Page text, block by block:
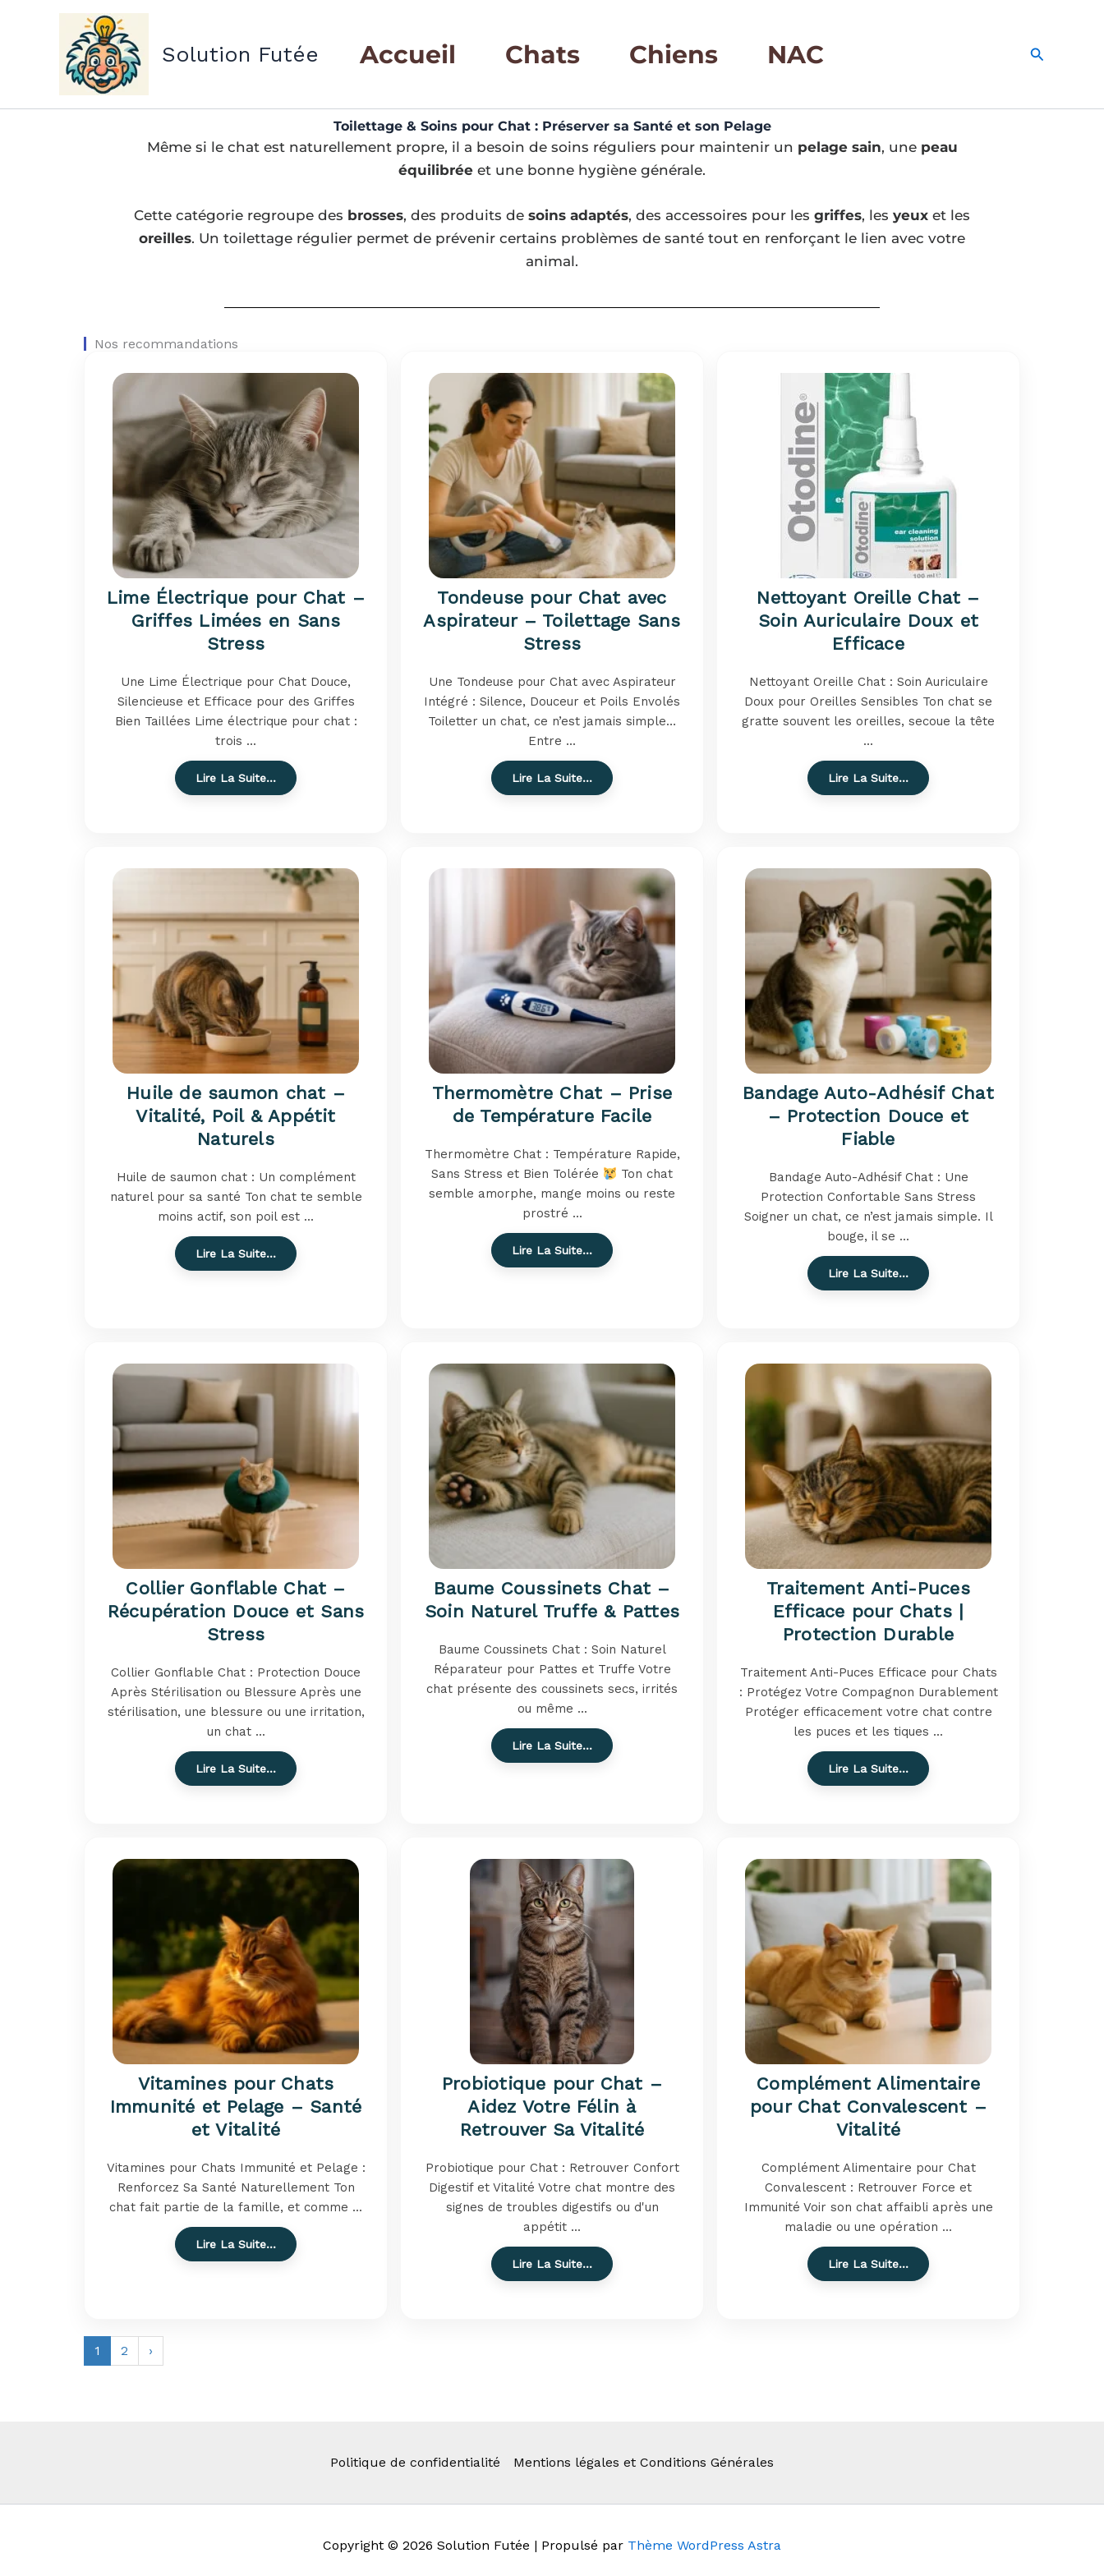
Solution Futée Accueil Chats Chiens NAC
Toilettage & Soins pour Chat : Préserver sa Santé et son Pelage
Même si le chat est naturellement propre, il a besoin de soins réguliers pour maintenir un pelage sain, une peau
équilibrée et une bonne hygiène générale.
Cette catégorie regroupe des brosses, des produits de soins adaptés, des accessoires pour les griffes, les yeux et les
oreilles. Un toilettage régulier permet de prévenir certains problèmes de santé tout en renforçant le lien avec votre
animal.
Nos recommandations
Lime Électrique pour Chat –
Griffes Limées en Sans
Stress
Une Lime Électrique pour Chat Douce,
Silencieuse et Efficace pour des Griffes
Bien Taillées Lime électrique pour chat :
trois ...
Lire La Suite…
Tondeuse pour Chat avec
Aspirateur – Toilettage Sans
Stress
Une Tondeuse pour Chat avec Aspirateur
Intégré : Silence, Douceur et Poils Envolés
Toiletter un chat, ce n’est jamais simple…
Entre ...
Lire La Suite…
Nettoyant Oreille Chat –
Soin Auriculaire Doux et
Efficace
Nettoyant Oreille Chat : Soin Auriculaire
Doux pour Oreilles Sensibles Ton chat se
gratte souvent les oreilles, secoue la tête
...
Lire La Suite…
Huile de saumon chat –
Vitalité, Poil & Appétit
Naturels
Huile de saumon chat : Un complément
naturel pour sa santé Ton chat te semble
moins actif, son poil est ...
Lire La Suite…
Thermomètre Chat – Prise
de Température Facile
Thermomètre Chat : Température Rapide,
Sans Stress et Bien Tolérée
Ton chat
semble amorphe, mange moins ou reste
prostré ...
Lire La Suite…
Bandage Auto-Adhésif Chat
– Protection Douce et
Fiable
Bandage Auto-Adhésif Chat : Une
Protection Confortable Sans Stress
Soigner un chat, ce n’est jamais simple. Il
bouge, il se ...
Lire La Suite…
Collier Gonflable Chat –
Récupération Douce et Sans
Stress
Collier Gonflable Chat : Protection Douce
Après Stérilisation ou Blessure Après une
stérilisation, une blessure ou une irritation,
un chat ...
Lire La Suite…
Baume Coussinets Chat –
Soin Naturel Truffe & Pattes
Baume Coussinets Chat : Soin Naturel
Réparateur pour Pattes et Truffe Votre
chat présente des coussinets secs, irrités
ou même ...
Lire La Suite…
Traitement Anti-Puces
Efficace pour Chats |
Protection Durable
Traitement Anti-Puces Efficace pour Chats
: Protégez Votre Compagnon Durablement
Protéger efficacement votre chat contre
les puces et les tiques ...
Lire La Suite…
Vitamines pour Chats
Immunité et Pelage – Santé
et Vitalité
Vitamines pour Chats Immunité et Pelage :
Renforcez Sa Santé Naturellement Ton
chat fait partie de la famille, et comme ...
Lire La Suite…
Probiotique pour Chat –
Aidez Votre Félin à
Retrouver Sa Vitalité
Probiotique pour Chat : Retrouver Confort
Digestif et Vitalité Votre chat montre des
signes de troubles digestifs ou d'un
appétit ...
Lire La Suite…
Complément Alimentaire
pour Chat Convalescent –
Vitalité
Complément Alimentaire pour Chat
Convalescent : Retrouver Force et
Immunité Voir son chat affaibli après une
maladie ou une opération ...
Lire La Suite…
1 2 ›
Politique de confidentialité Mentions légales et Conditions Générales
Copyright © 2026 Solution Futée | Propulsé par Thème WordPress Astra